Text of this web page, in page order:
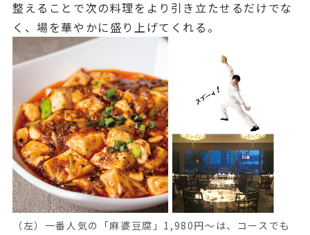
（左）一番人気の「麻婆豆腐」1,980円～は、コースでも
整えることで次の料理をより引き立たせるだけでな
く、場を華やかに盛り上げてくれる。